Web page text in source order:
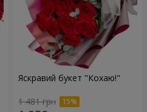
Яскравий букет "Кохаю!"
1 481 грн